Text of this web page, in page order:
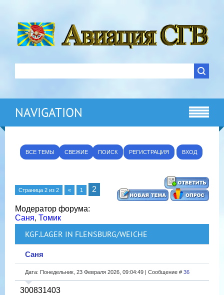
NAVIGATION
ВСЕ ТЕМЫ СВЕЖИЕ ПОИСК РЕГИСТРАЦИЯ ВХОД
Страница 2 из 2 « 1 2
Модератор форума:
Саня, Томик
KGF.LAGER IN FLENSBURG/WEICHE
Саня
Дата: Понедельник, 23 Февраля 2026, 09:04:49 | Сообщение # 36
300831403